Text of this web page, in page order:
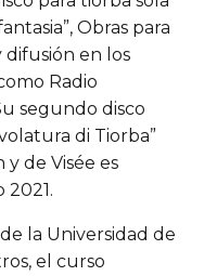
Obras para
en los
Radio
segundo disco
di Tiorba”
de Visée es
2021.
la Universidad de
el curso